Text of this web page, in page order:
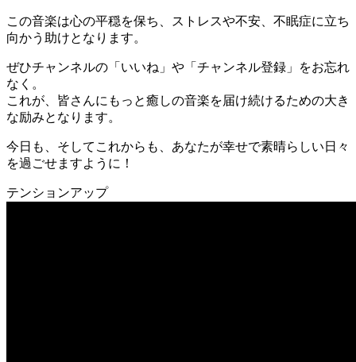
この音楽は心の平穏を保ち、ストレスや不安、不眠症に立ち
向かう助けとなります。
ぜひチャンネルの「いいね」や「チャンネル登録」をお忘れ
なく。
これが、皆さんにもっと癒しの音楽を届け続けるための大き
な励みとなります。
今日も、そしてこれからも、あなたが幸せで素晴らしい日々
を過ごせますように！
テンションアップ